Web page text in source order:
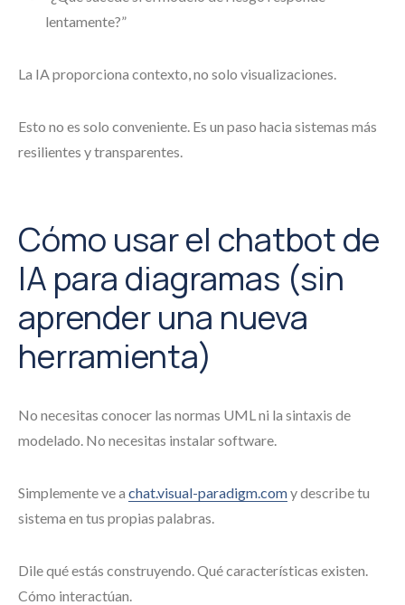
lentamente?”
La IA proporciona contexto, no solo visualizaciones.
Esto no es solo conveniente. Es un paso hacia sistemas más
resilientes y transparentes.
Cómo usar el chatbot de
IA para diagramas (sin
aprender una nueva
herramienta)
No necesitas conocer las normas UML ni la sintaxis de
modelado. No necesitas instalar software.
Simplemente ve a chat.visual-paradigm.comy describe tu
sistema en tus propias palabras.
Dile qué estás construyendo. Qué características existen.
Cómo interactúan.